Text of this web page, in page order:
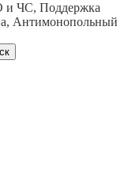
и ЧС, Поддержка
Антимонопольный